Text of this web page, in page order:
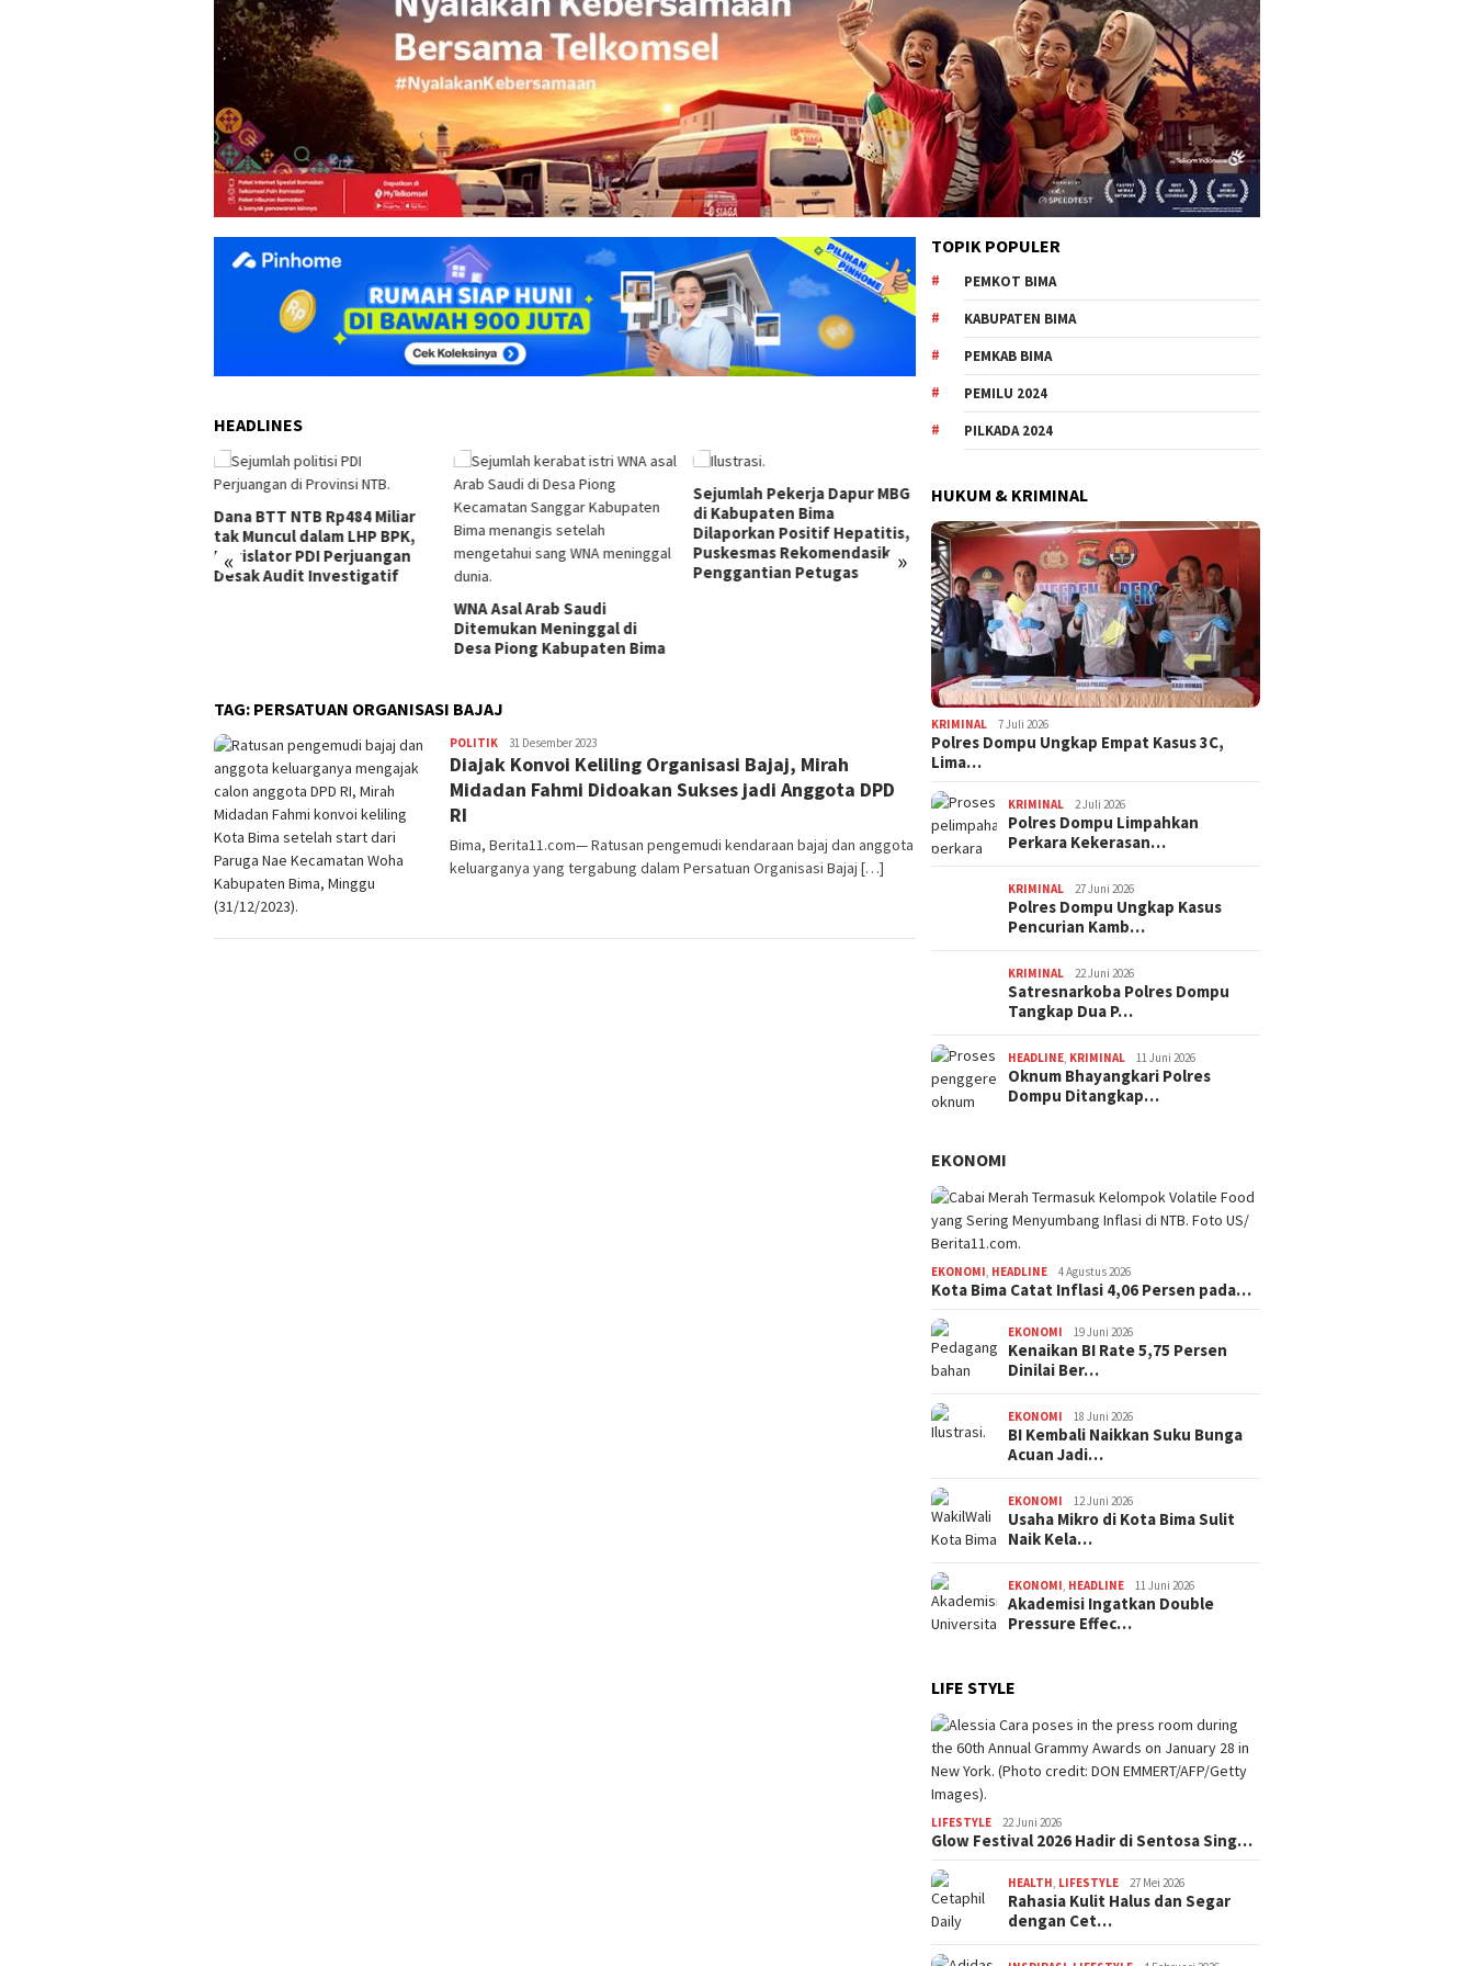
HEADLINES
« »
Sejumlah Pekerja Dapur MBG
di Kabupaten Bima
Dilaporkan Positif Hepatitis,
Puskesmas Rekomendasikan
Penggantian Petugas
Jelang HUT Ke-81 RI, Tokoh
Pemuda NTB Ajak Seluruh
Elemen Bangsa Perkuat
Persatuan
Kota Bima Catat Inflasi 4,06
Persen pada Juli 2026, Lebih
Tinggi dari Sumbawa
tak Muncul dalam LHP BPK,
Legislator PDI Perjuangan
Desak Audit Investigatif
TAG: PERSATUAN ORGANISASI BAJAJ
POLITIK Redaksi
31 Desember 2023
Diajak Konvoi Keliling Organisasi Bajaj, Mirah
Midadan Fahmi Didoakan Sukses jadi Anggota DPD
RI
Bima, Berita11.com— Ratusan pengemudi kendaraan bajaj dan anggota
keluarganya yang tergabung dalam Persatuan Organisasi Bajaj […]
TOPIK POPULER
PEMKOT BIMA
KABUPATEN BIMA
PEMKAB BIMA
PEMILU 2024
PILKADA 2024
HUKUM & KRIMINAL
KRIMINAL 7 Juli 2026
Polres Dompu Ungkap Empat Kasus 3C,
Lima…
KRIMINAL 2 Juli 2026
Polres Dompu Limpahkan
Perkara Kekerasan…
KRIMINAL 27 Juni 2026
Polres Dompu Ungkap Kasus
Pencurian Kamb…
KRIMINAL 22 Juni 2026
Satresnarkoba Polres Dompu
Tangkap Dua P…
HEADLINE, KRIMINAL 11 Juni 2026
Oknum Bhayangkari Polres
Dompu Ditangkap…
EKONOMI
EKONOMI, HEADLINE 4 Agustus 2026
Kota Bima Catat Inflasi 4,06 Persen pada…
EKONOMI 19 Juni 2026
Kenaikan BI Rate 5,75 Persen
Dinilai Ber…
EKONOMI 18 Juni 2026
BI Kembali Naikkan Suku Bunga
Acuan Jadi…
EKONOMI 12 Juni 2026
Usaha Mikro di Kota Bima Sulit
Naik Kela…
EKONOMI, HEADLINE 11 Juni 2026
Akademisi Ingatkan Double
Pressure Effec…
LIFE STYLE
LIFESTYLE 22 Juni 2026
Glow Festival 2026 Hadir di Sentosa Sing…
HEALTH, LIFESTYLE 27 Mei 2026
Rahasia Kulit Halus dan Segar
dengan Cet…